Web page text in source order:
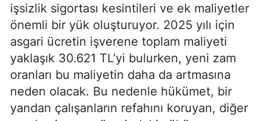
işsizlik sigortası kesintileri ve ek maliyetler
önemli bir yük oluşturuyor. 2025 yılı için
asgari ücretin işverene toplam maliyeti
yaklaşık 30.621 TL’yi bulurken, yeni zam
oranları bu maliyetin daha da artmasına
neden olacak. Bu nedenle hükümet, bir
yandan çalışanların refahını koruyan, diğer